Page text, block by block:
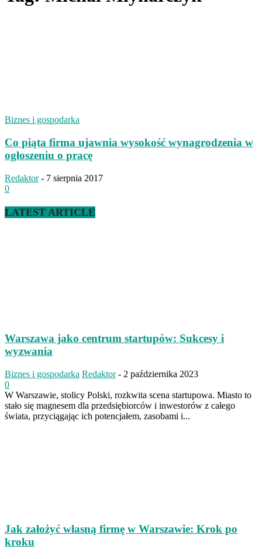
Biznes i gospodarka
Co piąta firma ujawnia wysokość wynagrodzenia w
ogłoszeniu o pracę
Redaktor - 7 sierpnia 2017
0
LATEST ARTICLE
Warszawa jako centrum startupów: Sukcesy i
wyzwania
Biznes i gospodarka Redaktor - 2 października 2023
0
W Warszawie, stolicy Polski, rozkwita scena startupowa. Miasto to
stało się magnesem dla przedsiębiorców i inwestorów z całego
świata, przyciągając ich potencjałem, zasobami i...
Jak założyć własną firmę w Warszawie: Krok po
kroku